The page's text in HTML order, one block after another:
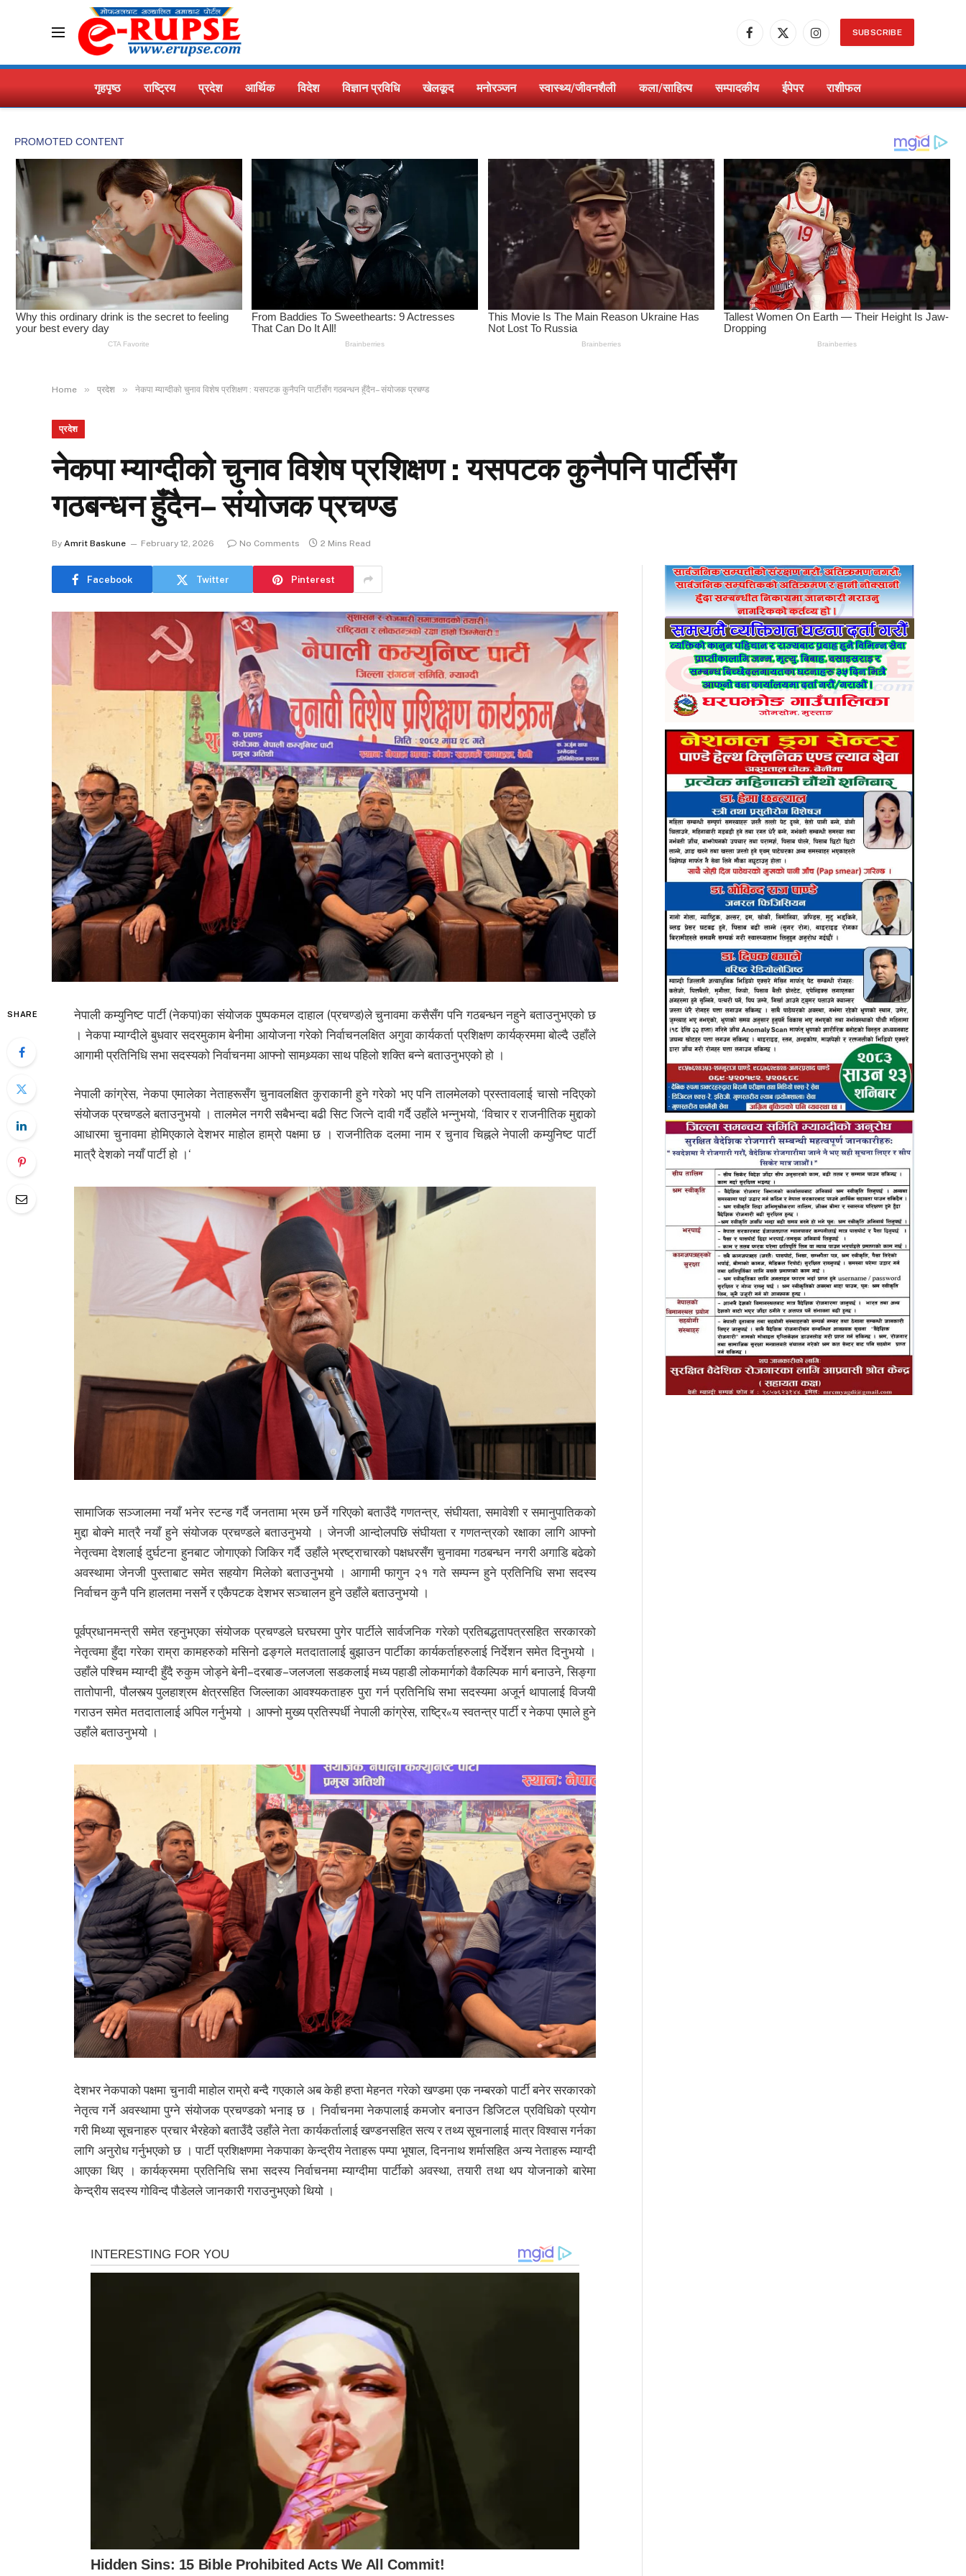
Facebook
X
Instagram
SUBSCRIBE
गृहपृष्ठ राष्ट्रिय प्रदेश आर्थिक विदेश विज्ञान प्रविधि खेलकूद मनोरञ्जन स्वास्थ्य/जीवनशैली कला/साहित्य सम्पादकीय ईपेपर राशीफल
Home » प्रदेश » नेकपा म्याग्दीको चुनाव विशेष प्रशिक्षण : यसपटक कुनैपनि पार्टीसँग गठबन्धन हुँदैन– संयोजक प्रचण्ड
प्रदेश
नेकपा म्याग्दीको चुनाव विशेष प्रशिक्षण : यसपटक कुनैपनि पार्टीसँग
गठबन्धन हुँदैन– संयोजक प्रचण्ड
By Amrit Baskune February 12, 2026 No Comments 2 Mins Read
Facebook Twitter Pinterest
SHARE
नेपाली कम्युनिष्ट पार्टी (नेकपा)का संयोजक पुष्पकमल दाहाल (प्रचण्ड)ले चुनावमा कसैसँग पनि गठबन्धन नहुने बताउनुभएको छ
। नेकपा म्याग्दीले बुधवार सदरमुकाम बेनीमा आयोजना गरेको निर्वाचनलक्षित अगुवा कार्यकर्ता प्रशिक्षण कार्यक्रममा बोल्दै उहाँले
आगामी प्रतिनिधि सभा सदस्यको निर्वाचनमा आफ्नो सामथ्र्यका साथ पहिलो शक्ति बन्ने बताउनुभएको हो ।
नेपाली कांग्रेस, नेकपा एमालेका नेताहरूसँग चुनावलक्षित कुराकानी हुने गरेको भए पनि तालमेलको प्रस्तावलाई चासो नदिएको
संयोजक प्रचण्डले बताउनुभयो । तालमेल नगरी सबैभन्दा बढी सिट जित्ने दावी गर्दै उहाँले भन्नुभयो, ‘विचार र राजनीतिक मुद्दाको
आधारमा चुनावमा होमिएकाले देशभर माहोल हाम्रो पक्षमा छ । राजनीतिक दलमा नाम र चुनाव चिह्नले नेपाली कम्युनिष्ट पार्टी
मात्रै देशको नयाँ पार्टी हो ।‘
सामाजिक सञ्जालमा नयाँ भनेर स्टन्ड गर्दै जनतामा भ्रम छर्ने गरिएको बताउँदै गणतन्त्र, संघीयता, समावेशी र समानुपातिकको
मुद्दा बोक्ने मात्रै नयाँ हुने संयोजक प्रचण्डले बताउनुभयो । जेनजी आन्दोलपछि संघीयता र गणतन्त्रको रक्षाका लागि आफ्नो
नेतृत्वमा देशलाई दुर्घटना हुनबाट जोगाएको जिकिर गर्दै उहाँले भ्रष्ट्राचारको पक्षधरसँग चुनावमा गठबन्धन नगरी अगाडि बढेको
अवस्थामा जेनजी पुस्ताबाट समेत सहयोग मिलेको बताउनुभयो । आगामी फागुन २१ गते सम्पन्न हुने प्रतिनिधि सभा सदस्य
निर्वाचन कुनै पनि हालतमा नसर्ने र एकैपटक देशभर सञ्चालन हुने उहाँले बताउनुभयो ।
पूर्वप्रधानमन्त्री समेत रहनुभएका संयोजक प्रचण्डले घरघरमा पुगेर पार्टीले सार्वजनिक गरेको प्रतिबद्धतापत्रसहित सरकारको
नेतृत्वमा हुँदा गरेका राम्रा कामहरुको मसिनो ढङ्गले मतदातालाई बुझाउन पार्टीका कार्यकर्ताहरुलाई निर्देशन समेत दिनुभयो ।
उहाँले पश्चिम म्याग्दी हुँदै रुकुम जोड्ने बेनी–दरबाङ–जलजला सडकलाई मध्य पहाडी लोकमार्गको वैकल्पिक मार्ग बनाउने, सिङ्गा
तातोपानी, पौलस्त्य पुलहाश्रम क्षेत्रसहित जिल्लाका आवश्यकताहरु पुरा गर्न प्रतिनिधि सभा सदस्यमा अजूर्न थापालाई विजयी
गराउन समेत मतदातालाई अपिल गर्नुभयो । आफ्नो मुख्य प्रतिस्पर्धी नेपाली कांग्रेस, राष्ट्रि«य स्वतन्त्र पार्टी र नेकपा एमाले हुने
उहाँले बताउनुभयो ।
देशभर नेकपाको पक्षमा चुनावी माहोल राम्रो बन्दै गएकाले अब केही हप्ता मेहनत गरेको खण्डमा एक नम्बरको पार्टी बनेर सरकारको
नेतृत्व गर्ने अवस्थामा पुग्ने संयोजक प्रचण्डको भनाइ छ । निर्वाचनमा नेकपालाई कमजोर बनाउन डिजिटल प्रविधिको प्रयोग
गरी मिथ्या सूचनाहरु प्रचार भैरहेको बताउँदै उहाँले नेता कार्यकर्तालाई खण्डनसहित सत्य र तथ्य सूचनालाई मात्र विश्वास गर्नका
लागि अनुरोध गर्नुभएको छ । पार्टी प्रशिक्षणमा नेकपाका केन्द्रीय नेताहरू पम्पा भूषाल, दिननाथ शर्मासहित अन्य नेताहरू म्याग्दी
आएका थिए । कार्यक्रममा प्रतिनिधि सभा सदस्य निर्वाचनमा म्याग्दीमा पार्टीको अवस्था, तयारी तथा थप योजनाको बारेमा
केन्द्रीय सदस्य गोविन्द पौडेलले जानकारी गराउनुभएको थियो ।